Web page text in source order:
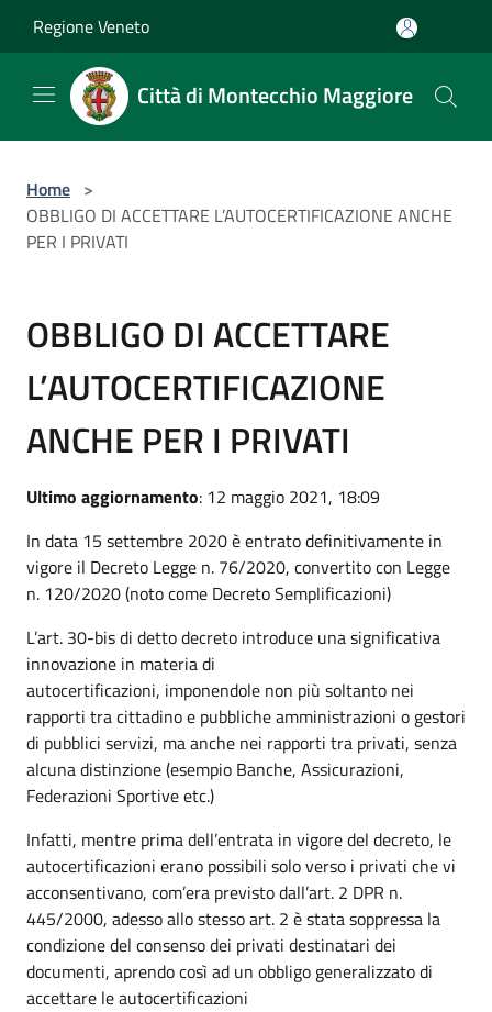
Regione Veneto
Città di Montecchio Maggiore
Home >
OBBLIGO DI ACCETTARE L’AUTOCERTIFICAZIONE ANCHE
PER I PRIVATI
OBBLIGO DI ACCETTARE
L’AUTOCERTIFICAZIONE
ANCHE PER I PRIVATI
Ultimo aggiornamento: 12 maggio 2021, 18:09
In data 15 settembre 2020 è entrato definitivamente in
vigore il Decreto Legge n. 76/2020, convertito con Legge
n. 120/2020 (noto come Decreto Semplificazioni)
L’art. 30-bis di detto decreto introduce una significativa
innovazione in materia di
autocertificazioni, imponendole non più soltanto nei
rapporti tra cittadino e pubbliche amministrazioni o gestori
di pubblici servizi, ma anche nei rapporti tra privati, senza
alcuna distinzione (esempio Banche, Assicurazioni,
Federazioni Sportive etc.)
Infatti, mentre prima dell’entrata in vigore del decreto, le
autocertificazioni erano possibili solo verso i privati che vi
acconsentivano, com’era previsto dall’art. 2 DPR n.
445/2000, adesso allo stesso art. 2 è stata soppressa la
condizione del consenso dei privati destinatari dei
documenti, aprendo così ad un obbligo generalizzato di
accettare le autocertificazioni